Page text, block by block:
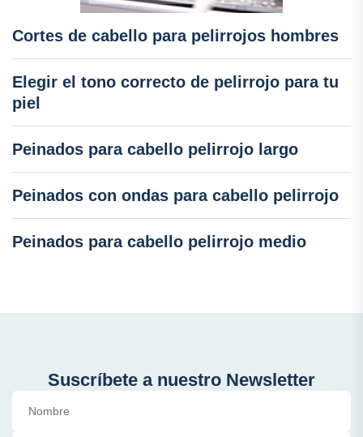
Cortes de cabello para pelirrojos hombres
Elegir el tono correcto de pelirrojo para tu
piel
Peinados para cabello pelirrojo largo
Peinados con ondas para cabello pelirrojo
Peinados para cabello pelirrojo medio
Suscríbete a nuestro Newsletter